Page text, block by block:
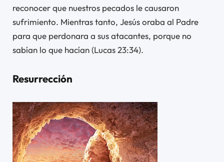
reconocer que nuestros pecados le causaron
sufrimiento. Mientras tanto, Jesús oraba al Padre
para que perdonara a sus atacantes, porque no
sabían lo que hacían (Lucas 23:34).
Resurrección